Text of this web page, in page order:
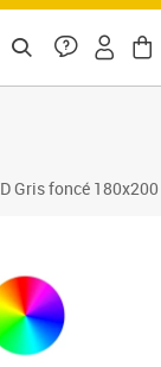
Gris foncé